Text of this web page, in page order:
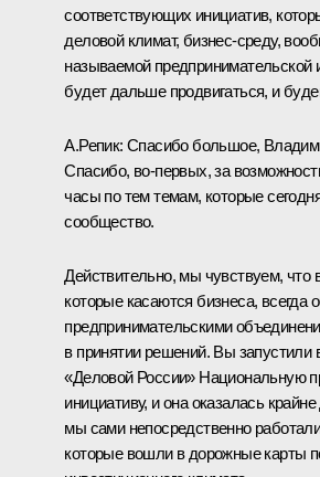
соответствующих инициатив,
деловой климат, бизнес-среду,
называемой предпринимательской
будет дальше продвигаться, и
А.Репик: Спасибо большое,
Спасибо, во‑первых, за
часы по тем темам, которые
сообщество.
Действительно, мы чувствуем, что
которые касаются бизнеса,
предпринимательскими
в принятии решений. Вы запустили
«Деловой России» Национальную
инициативу, и она оказалась
мы сами непосредственно
которые вошли в дорожные карты